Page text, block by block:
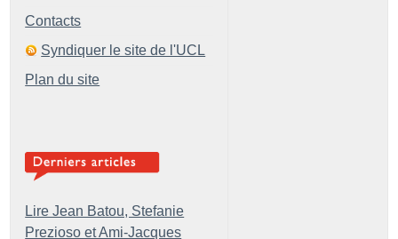
Contacts
Syndiquer le site de l'UCL
Plan du site
Lire Jean Batou, Stefanie
Prezioso et Ami-Jacques